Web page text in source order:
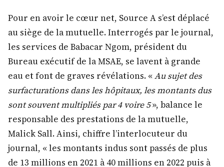
Pour en avoir le cœur net, Source A s’est déplacé
au siège de la mutuelle. Interrogés par le journal,
les services de Babacar Ngom, président du
Bureau exécutif de la MSAE, se lavent à grande
eau et font de graves révélations. «Au sujet des
surfacturations dans les hôpitaux, les montants dus
sont souvent multipliés par 4 voire 5», balance le
responsable des prestations de la mutuelle,
Malick Sall. Ainsi, chiffre l’interlocuteur du
journal, « les montants indus sont passés de plus
de 13 millions en 2021 à 40 millions en 2022 puis à